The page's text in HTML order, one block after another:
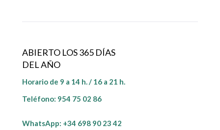
ABIERTO LOS 365 DÍAS
DEL AÑO
Horario de 9 a 14 h. / 16 a 21 h.
Teléfono: 954 75 02 86
WhatsApp: +34 698 90 23 42